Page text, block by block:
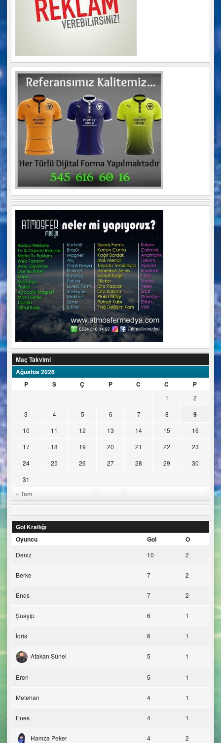
Maç Takvimi
Ağustos 2026
P
S Ç P C C P
« Tem
1
2
3
4 5 6 7 8 9
10 11 12 13 14 15
16
17
18 19 20 21 22
23
24
25 26 27 28 29
30
31
Gol Krallığı
Oyuncu
Gol O
Deniz 10 2
Berke 7 2
Enes 7 2
Şuayip 6 1
İdris 6 1
Atakan Sünel 5 1
Eren 5 1
Metehan 4 1
Enes 4 1
Hamza Peker 4 2